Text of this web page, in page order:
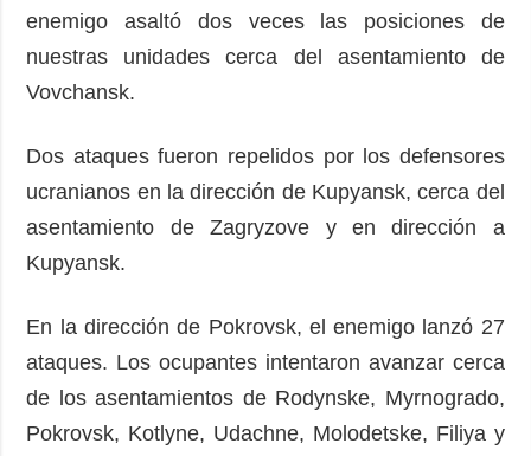
enemigo asaltó dos veces las posiciones de
nuestras unidades cerca del asentamiento de
Vovchansk.
Dos ataques fueron repelidos por los defensores
ucranianos en la dirección de Kupyansk, cerca del
asentamiento de Zagryzove y en dirección a
Kupyansk.
En la dirección de Pokrovsk, el enemigo lanzó 27
ataques. Los ocupantes intentaron avanzar cerca
de los asentamientos de Rodynske, Myrnogrado,
Pokrovsk, Kotlyne, Udachne, Molodetske, Filiya y